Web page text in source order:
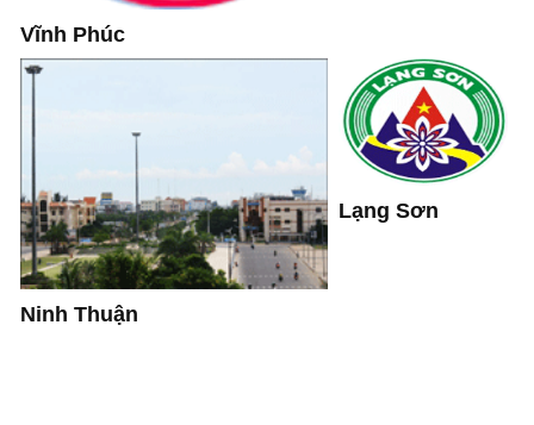
Vĩnh Phúc
Ninh Thuận
Lạng Sơn